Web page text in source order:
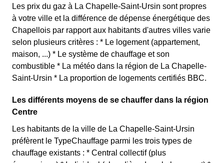
Les prix du gaz à La Chapelle-Saint-Ursin sont propres
à votre ville et la différence de dépense énergétique des
Chapellois par rapport aux habitants d'autres villes varie
selon plusieurs critères : * Le logement (appartement,
maison, ...) * Le système de chauffage et son
combustible * La météo dans la région de La Chapelle-
Saint-Ursin * La proportion de logements certifiés BBC.
Les différents moyens de se chauffer dans la région
Centre
Les habitants de la ville de La Chapelle-Saint-Ursin
préfèrent le TypeChauffage parmi les trois types de
chauffage existants : * Central collectif (plus